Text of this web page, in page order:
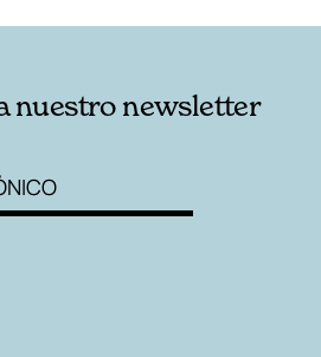
nuestro newsletter